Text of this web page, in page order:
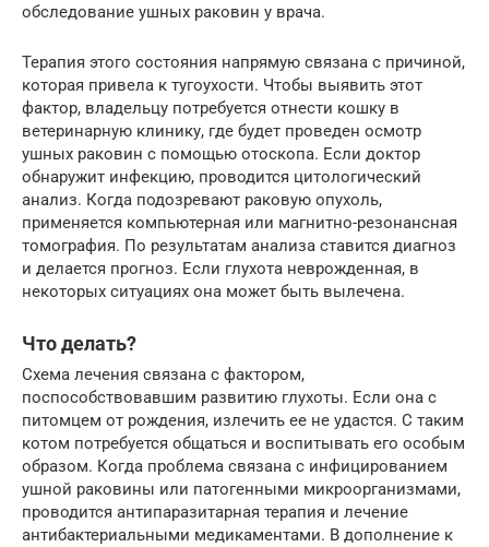
обследование ушных раковин у врача.
Терапия этого состояния напрямую связана с причиной,
которая привела к тугоухости. Чтобы выявить этот
фактор, владельцу потребуется отнести кошку в
ветеринарную клинику, где будет проведен осмотр
ушных раковин с помощью отоскопа. Если доктор
обнаружит инфекцию, проводится цитологический
анализ. Когда подозревают раковую опухоль,
применяется компьютерная или магнитно-резонансная
томография. По результатам анализа ставится диагноз
и делается прогноз. Если глухота неврожденная, в
некоторых ситуациях она может быть вылечена.
Что делать?
Схема лечения связана с фактором,
поспособствовавшим развитию глухоты. Если она с
питомцем от рождения, излечить ее не удастся. С таким
котом потребуется общаться и воспитывать его особым
образом. Когда проблема связана с инфицированием
ушной раковины или патогенными микроорганизмами,
проводится антипаразитарная терапия и лечение
антибактериальными медикаментами. В дополнение к